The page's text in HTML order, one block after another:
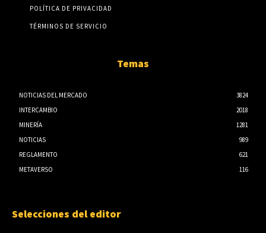
POLÍTICA DE PRIVACIDAD
TÉRMINOS DE SERVICIO
Temas
NOTICIAS DEL MERCADO
3824
INTERCAMBIO
2018
MINERÍA
1281
NOTICIAS
989
REGLAMENTO
621
METAVERSO
116
Selecciones del editor